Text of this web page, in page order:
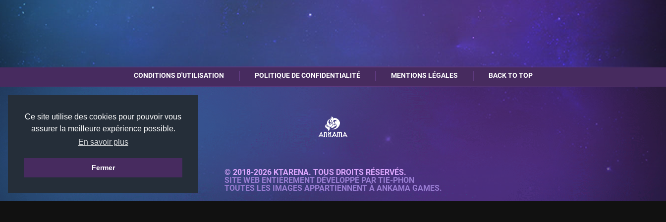
Ce site utilise des cookies pour pouvoir vous
assurer la meilleure expérience possible.
En savoir plus
Fermer
CONDITIONS D'UTILISATION POLITIQUE DE CONFIDENTIALITÉ MENTIONS LÉGALES BACK TO TOP
© 2018-2026 KTARENA. TOUS DROITS RÉSERVÉS.
SITE WEB ENTIÈREMENT DÉVELOPPÉ PAR TIE-PHON
TOUTES LES IMAGES APPARTIENNENT À ANKAMA GAMES.